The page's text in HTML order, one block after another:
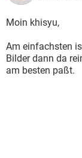
Moin khisyu,
Am einfachsten
Bilder dann da
am besten paßt.